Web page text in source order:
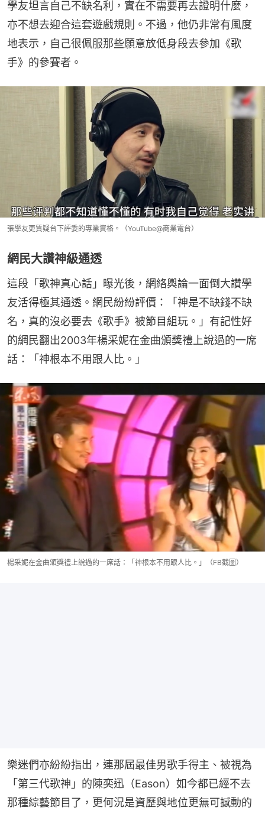
學友坦言自己不缺名利，實在不需要再去證明什麼，
亦不想去迎合這套遊戲規則。不過，他仍非常有風度
地表示，自己很佩服那些願意放低身段去參加《歌
手》的參賽者。
張學友更質疑台下評委的專業資格。（YouTube@商業電台）
網民大讚神級通透
這段「歌神真心話」曝光後，網絡輿論一面倒大讚學
友活得極其通透。網民紛紛評價：「神是不缺錢不缺
名，真的沒必要去《歌手》被節目組玩。」有記性好
的網民翻出2003年楊采妮在金曲頒獎禮上說過的一席
話：「神根本不用跟人比。」
楊采妮在金曲頒獎禮上說過的一席話：「神根本不用跟人比。」（FB截圖）
樂迷們亦紛紛指出，連那屆最佳男歌手得主、被視為
「第三代歌神」的陳奕迅（Eason）如今都已經不去
那種綜藝節目了，更何況是資歷與地位更無可撼動的